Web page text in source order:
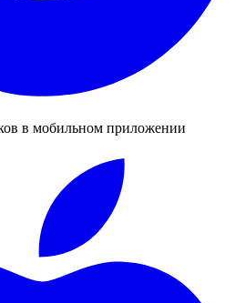
в мобильном приложении